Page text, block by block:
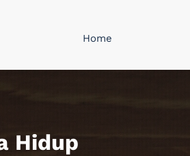
Home
Hidup